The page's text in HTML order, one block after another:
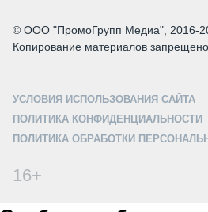
© ООО "ПромоГрупп Медиа", 2016-
Копирование материалов запрещено.
УСЛОВИЯ ИСПОЛЬЗОВАНИЯ САЙТА
ПОЛИТИКА КОНФИДЕНЦИАЛЬНОСТИ
ПОЛИТИКА ОБРАБОТКИ
16+